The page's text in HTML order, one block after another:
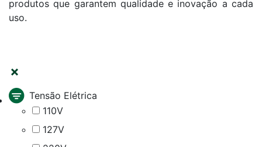
produtos que garantem qualidade e inovação a cada
uso.
Tensão Elétrica
110V
127V